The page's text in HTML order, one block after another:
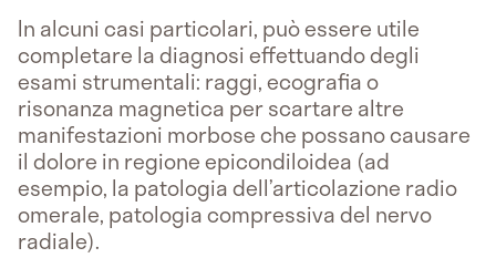
In alcuni casi particolari, può essere utile
completare la diagnosi effettuando degli
esami strumentali: raggi, ecografia o
risonanza magnetica per scartare altre
manifestazioni morbose che possano causare
il dolore in regione epicondiloidea (ad
esempio, la patologia dell’articolazione radio
omerale, patologia compressiva del nervo
radiale).